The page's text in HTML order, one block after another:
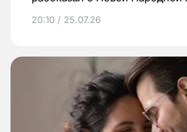
20:10 / 25.07.26